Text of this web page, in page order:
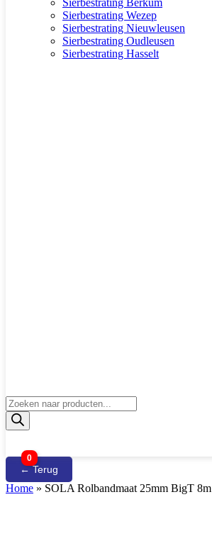
Sierbestrating Wezep
Sierbestrating Nieuwleusen
Sierbestrating Oudleusen
Sierbestrating Hasselt
Producten
zoeken
0
← Terug
Home » SOLA Rolbandmaat 25mm BigT 8m